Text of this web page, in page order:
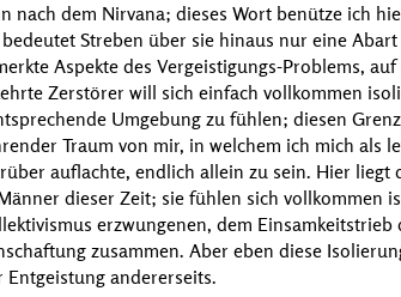
nach dem Nirvana; dieses Wort benütze ich
Streben über sie hinaus nur eine
Aspekte des Vergeistigungs-Problems,
Zerstörer will sich einfach vollkommen
Umgebung zu fühlen; diesen
Traum von mir, in welchem ich mich als
auflachte, endlich allein zu sein. Hier
dieser Zeit; sie fühlen sich vollkommen
erzwungenen, dem
zusammen. Aber eben diese
Entgeistung andererseits.